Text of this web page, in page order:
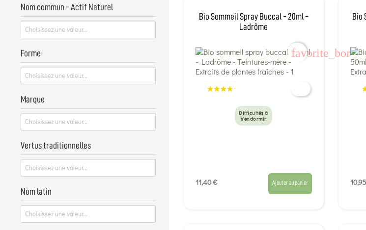
Nom commun - Actif Naturel
Forme
Marque
Vertus traditionnelles
Nom latin
Bio Sommeil Spray Buccal - 20ml -
Ladrôme
Difficultés à
s'endormir
11,40 € Ajouter au panier
favorite_border
Bio